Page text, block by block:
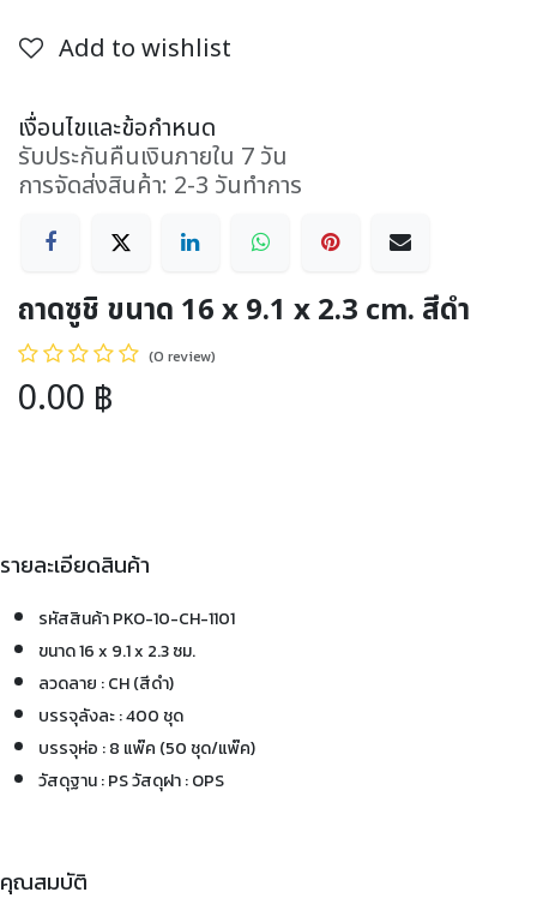
Add to wishlist
เงื่อนไขและข้อกำหนด
รับประกันคืนเงินภายใน 7 วัน
การจัดส่งสินค้า: 2-3 วันทำการ
ถาดซูชิ ขนาด 16 x 9.1 x 2.3 cm. สีดำ
(0 review)
0.00 ฿
รายละเอียดสินค้า
รหัสสินค้า PKO-10-CH-1101
ขนาด 16 x 9.1 x 2.3 ซม.
ลวดลาย : CH (สีดำ)
บรรจุลังละ : 400 ชุด
บรรจุห่อ : 8 แพ๊ค (50 ชุด/แพ๊ค)
วัสดุฐาน : PS วัสดุฝา : OPS
คุณสมบัติ